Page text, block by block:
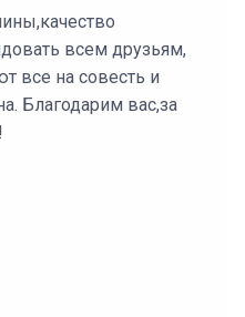
всем друзьям,
все на совесть и
Благодарим вас,за